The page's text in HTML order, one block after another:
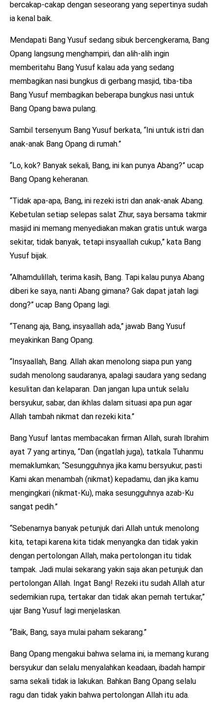
bercakap-cakap dengan seseorang yang sepertinya sudah
ia kenal baik.
Mendapati Bang Yusuf sedang sibuk bercengkerama, Bang
Opang langsung menghampiri, dan alih-alih ingin
memberitahu Bang Yusuf kalau ada yang sedang
membagikan nasi bungkus di gerbang masjid, tiba-tiba
Bang Yusuf membagikan beberapa bungkus nasi untuk
Bang Opang bawa pulang.
Sambil tersenyum Bang Yusuf berkata, “Ini untuk istri dan
anak-anak Bang Opang di rumah.”
“Lo, kok? Banyak sekali, Bang, ini kan punya Abang?” ucap
Bang Opang keheranan.
“Tidak apa-apa, Bang, ini rezeki istri dan anak-anak Abang.
Kebetulan setiap selepas salat Zhur, saya bersama takmir
masjid ini memang menyediakan makan gratis untuk warga
sekitar, tidak banyak, tetapi insyaallah cukup,” kata Bang
Yusuf bijak.
“Alhamdulillah, terima kasih, Bang. Tapi kalau punya Abang
diberi ke saya, nanti Abang gimana? Gak dapat jatah lagi
dong?” ucap Bang Opang lagi.
“Tenang aja, Bang, insyaallah ada,” jawab Bang Yusuf
meyakinkan Bang Opang.
“Insyaallah, Bang. Allah akan menolong siapa pun yang
sudah menolong saudaranya, apalagi saudara yang sedang
kesulitan dan kelaparan. Dan jangan lupa untuk selalu
bersyukur, sabar, dan ikhlas dalam situasi apa pun agar
Allah tambah nikmat dan rezeki kita.”
Bang Yusuf lantas membacakan firman Allah, surah Ibrahim
ayat 7 yang artinya, “Dan (ingatlah juga), tatkala Tuhanmu
memaklumkan; “Sesungguhnya jika kamu bersyukur, pasti
Kami akan menambah (nikmat) kepadamu, dan jika kamu
mengingkari (nikmat-Ku), maka sesungguhnya azab-Ku
sangat pedih.”
“Sebenarnya banyak petunjuk dari Allah untuk menolong
kita, tetapi karena kita tidak menyangka dan tidak yakin
dengan pertolongan Allah, maka pertolongan itu tidak
tampak. Jadi mulai sekarang yakin saja akan petunjuk dan
pertolongan Allah. Ingat Bang! Rezeki itu sudah Allah atur
sedemikian rupa, tertakar dan tidak akan pernah tertukar,”
ujar Bang Yusuf lagi menjelaskan.
“Baik, Bang, saya mulai paham sekarang.”
Bang Opang mengakui bahwa selama ini, ia memang kurang
bersyukur dan selalu menyalahkan keadaan, ibadah hampir
sama sekali tidak ia lakukan. Bahkan Bang Opang selalu
ragu dan tidak yakin bahwa pertolongan Allah itu ada.